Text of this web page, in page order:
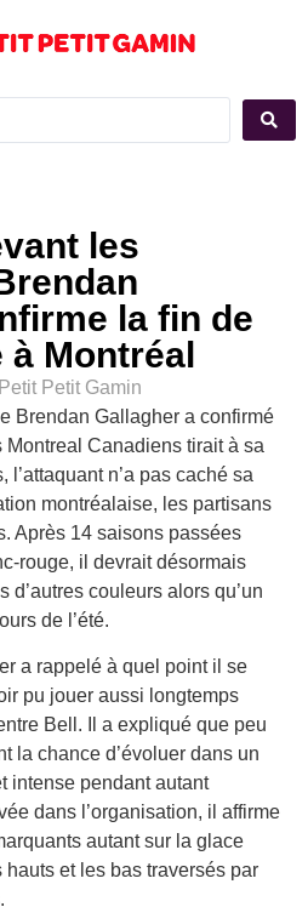
les
la fin de
à Montréal
Petit Petit Gamin
Brendan Gallagher a confirmé
Canadiens tirait à sa
n’a pas caché sa
montréalaise, les partisans
Après 14 saisons passées
rouge, il devrait désormais
d’autres couleurs alors qu’un
de l’été.
a rappelé à quel point il se
pu jouer aussi longtemps
Bell. Il a expliqué que peu
la chance d’évoluer dans un
intense pendant autant
dans l’organisation, il affirme
autant sur la glace
hauts et les bas traversés par